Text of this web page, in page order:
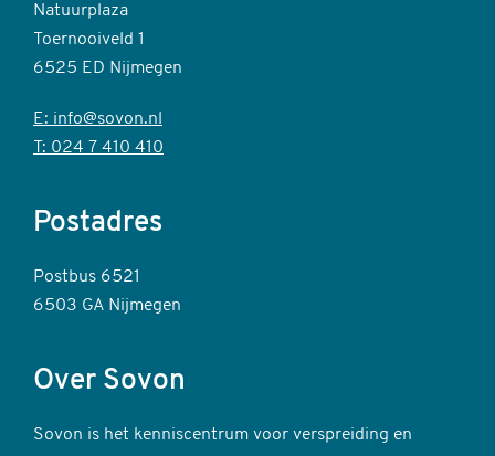
Natuurplaza
Toernooiveld 1
6525 ED Nijmegen
E: info@sovon.nl
T: 024 7 410 410
Postadres
Postbus 6521
6503 GA Nijmegen
Over Sovon
Sovon is het kenniscentrum voor verspreiding en